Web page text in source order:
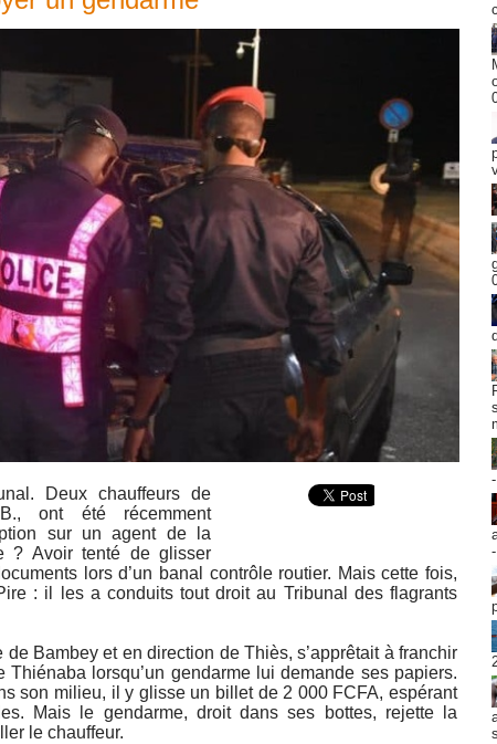
Deux chauffeurs de
ont été récemment
sur un agent de la
? Avoir tenté de glisser
lors d’un banal contrôle routier. Mais cette fois,
: il les a conduits tout droit au Tribunal des flagrants
Bambey et en direction de Thiès, s’apprêtait à franchir
lorsqu’un gendarme lui demande ses papiers.
son milieu, il y glisse un billet de 2 000 FCFA, espérant
Mais le gendarme, droit dans ses bottes, rejette la
le chauffeur.